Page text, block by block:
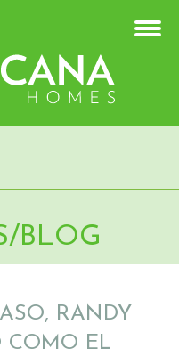
BLOG
RANDY
COMO EL